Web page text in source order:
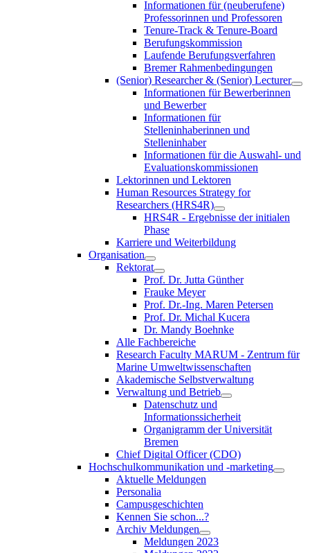
Informationen für (neuberufene)
Professorinnen und Professoren
Tenure-Track & Tenure-Board
Berufungskommission
Laufende Berufungsverfahren
Bremer Rahmenbedingungen
(Senior) Researcher & (Senior) Lecturer
Informationen für Bewerberinnen
und Bewerber
Informationen für
Stelleninhaberinnen und
Stelleninhaber
Informationen für die Auswahl- und
Evaluationskommissionen
Lektorinnen und Lektoren
Human Resources Strategy for
Researchers (HRS4R)
HRS4R - Ergebnisse der initialen
Phase
Karriere und Weiterbildung
Organisation
Rektorat
Prof. Dr. Jutta Günther
Frauke Meyer
Prof. Dr.-Ing. Maren Petersen
Prof. Dr. Michal Kucera
Dr. Mandy Boehnke
Alle Fachbereiche
Research Faculty MARUM - Zentrum für
Marine Umweltwissenschaften
Akademische Selbstverwaltung
Verwaltung und Betrieb
Datenschutz und
Informationssicherheit
Organigramm der Universität
Bremen
Chief Digital Officer (CDO)
Hochschulkommunikation und -marketing
Aktuelle Meldungen
Personalia
Campusgeschichten
Kennen Sie schon...?
Archiv Meldungen
Meldungen 2023